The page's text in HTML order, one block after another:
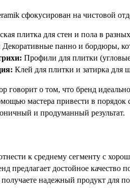
сфокусирован на чистовой
плитка для стен и пола в
Декоративные панно и бордюры,
Профили для плитки
Клей для плитки и затирка для
говорит о том, что бренд
мастера привести в
и продуманный результат.
к среднему сегменту с
предлагает достойное качество
надежный продукт для